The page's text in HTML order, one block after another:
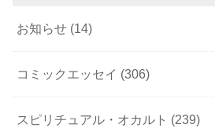
お知らせ (14)
コミックエッセイ (306)
スピリチュアル・オカルト (239)